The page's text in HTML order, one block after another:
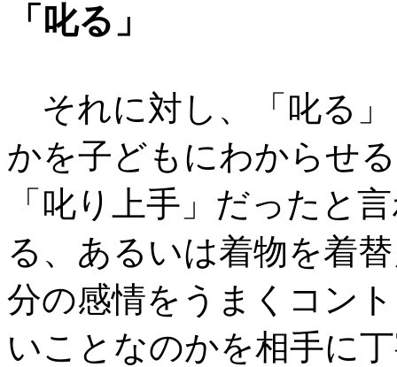
「叱る」
それに対し、「叱る
かを子どもにわからせ
「叱り上手」だったと
る、あるいは着物を着
分の感情をうまくコン
いことなのかを相手に